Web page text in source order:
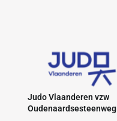
Judo Vlaanderen vzw